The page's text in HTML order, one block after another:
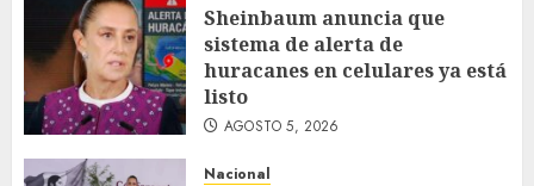
Sheinbaum anuncia que
sistema de alerta de
huracanes en celulares ya está
listo
AGOSTO 5, 2026
Nacional